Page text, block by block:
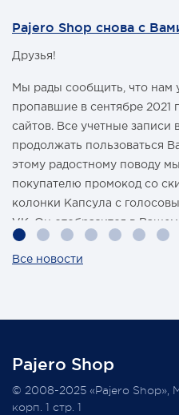
Pajero Shop снова с
Друзья!
Мы рады сообщить, что нам
пропавшие в сентябре 2021
сайтов. Все учетные
продолжать пользоваться
этому радостному поводу
покупателю промокод со
колонки Капсула с
VK. Он отобразится в
магазина Pajero Shop 14
Всегда Ваш, Pajero Shop
3 февраля 2022
Все новости
Pajero Shop
© 2008-2025 «Pajero Shop»,
корп. 1 стр. 1